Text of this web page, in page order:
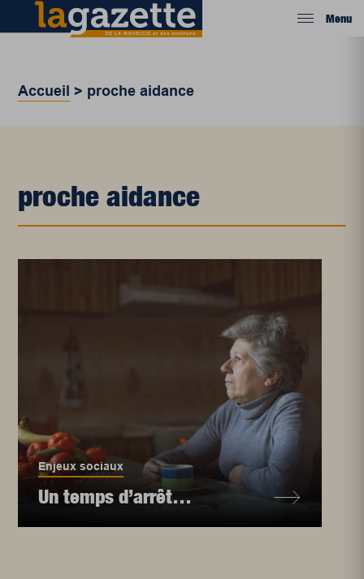
Menu
Accueil > proche aidance
proche aidance
Enjeux sociaux
Un temps d’arrêt…